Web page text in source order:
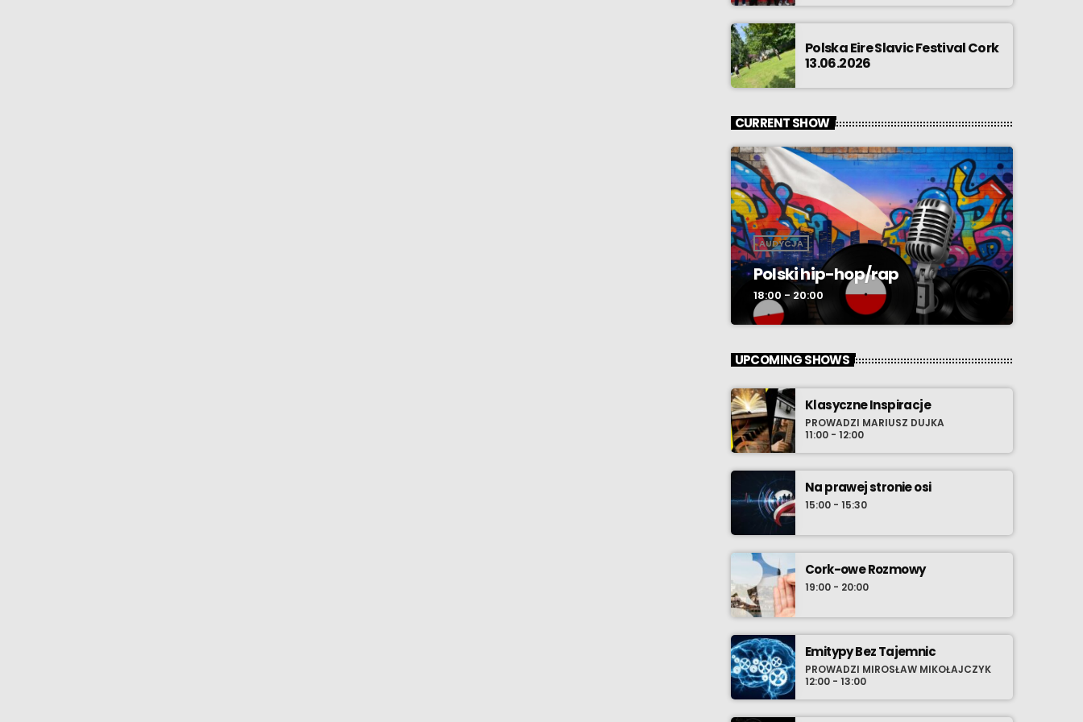
Polska Eire Slavic Festival Cork
13.06.2026
CURRENT SHOW
AUDYCJA
Polski hip-hop/rap
18:00 - 20:00
UPCOMING SHOWS
Klasyczne Inspiracje
PROWADZI MARIUSZ DUJKA
11:00 - 12:00
Na prawej stronie osi
15:00 - 15:30
Cork-owe Rozmowy
19:00 - 20:00
Emitypy Bez Tajemnic
PROWADZI MIROSŁAW MIKOŁAJCZYK
12:00 - 13:00